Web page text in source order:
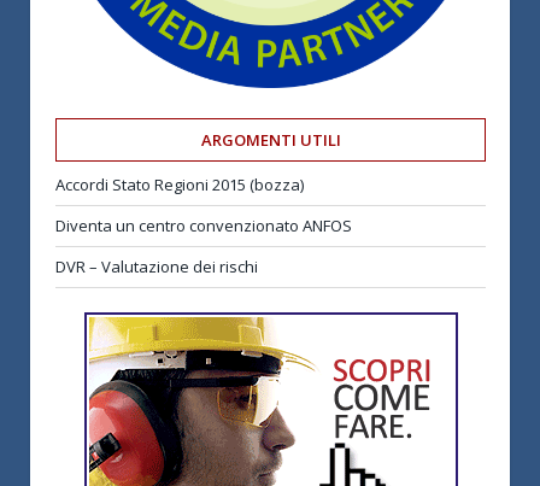
ARGOMENTI UTILI
Accordi Stato Regioni 2015 (bozza)
Diventa un centro convenzionato ANFOS
DVR – Valutazione dei rischi